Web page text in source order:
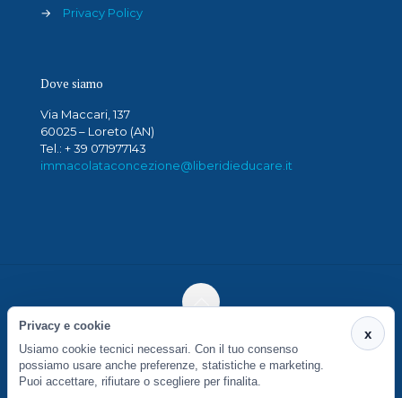
→
Privacy Policy
Dove siamo
Via Maccari, 137
60025 – Loreto (AN)
Tel.: + 39 071977143
immacolataconcezione@liberidieducare.it
Didattica e Sperimentazione Società Cooperativa
Sociale - via Andrea del Sarto, 4 - 50135 Firenze - P.IVA:
02209550488
x
Privacy e cookie
Usiamo cookie tecnici necessari. Con il tuo consenso
possiamo usare anche preferenze, statistiche e marketing.
Puoi accettare, rifiutare o scegliere per finalita.